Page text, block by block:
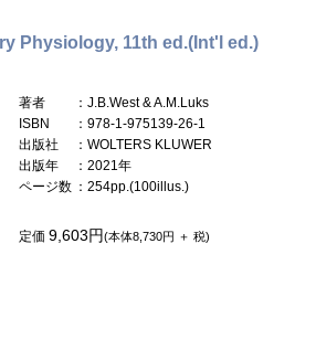
Physiology, 11th ed.(Int'l ed.)
著者
：J.B.West & A.M.Luks
ISBN
：978-1-975139-26-1
出版社
：WOLTERS KLUWER
出版年
：2021年
ページ数 ：254pp.(100illus.)
定価9,603円(本体8,730円 ＋ 税)